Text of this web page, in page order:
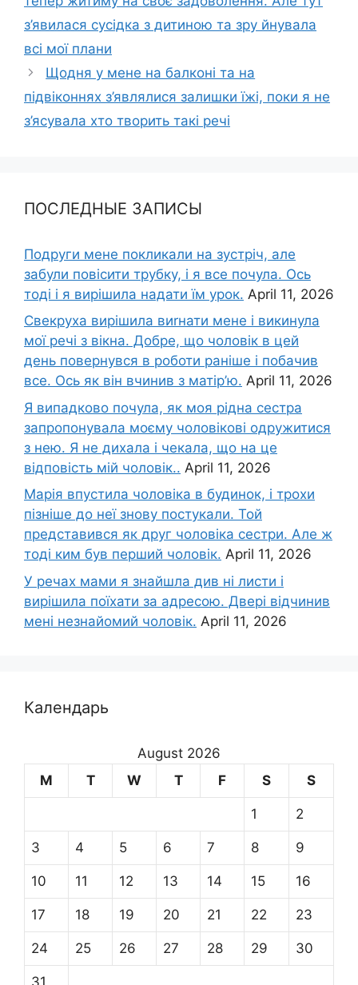
з’явилася сусідка з дитиною та зру йнувала
всі мої плани
Щодня у мене на балконі та на
підвіконнях з’являлися залишки їжі, поки я не
з’ясувала хто творить такі речі
ПОСЛЕДНЫЕ ЗАПИСЫ
Подруги мене покликали на зустріч, але
забули повісити трубку, і я все почула. Ось
тоді і я вирішила надати їм урок. April 11, 2026
Свекруха вирішила виrнати мене і викинула
мої речі з вікна. Добре, що чоловік в цей
день повернувся в роботи раніше і побачив
все. Ось як він вчинив з матір’ю. April 11, 2026
Я випадково почула, як моя рідна сестра
запропонувала моєму чоловікові одружитися
з нею. Я не дихала і чекала, що на це
відповість мій чоловік.. April 11, 2026
Марія впустила чоловіка в будинок, і трохи
пізніше до неї знову постукали. Той
представився як друг чоловіка сестри. Але ж
тоді ким був перший чоловік. April 11, 2026
У речах мами я знайшла див ні листи і
вирішила поїхати за адресою. Двері відчинив
мені незнайомий чоловік. April 11, 2026
Календарь
August 2026
M
T W T F S S
1 2
3 4 5 6 7 8 9
10 11 12 13 14 15 16
17 18 19 20 21 22 23
24 25 26 27 28 29 30
31